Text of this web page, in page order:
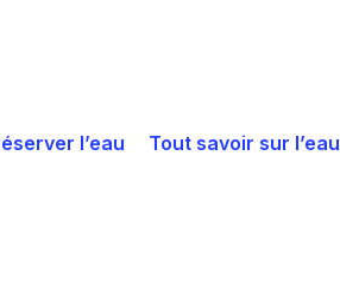
l’eau Tout savoir sur l’eau